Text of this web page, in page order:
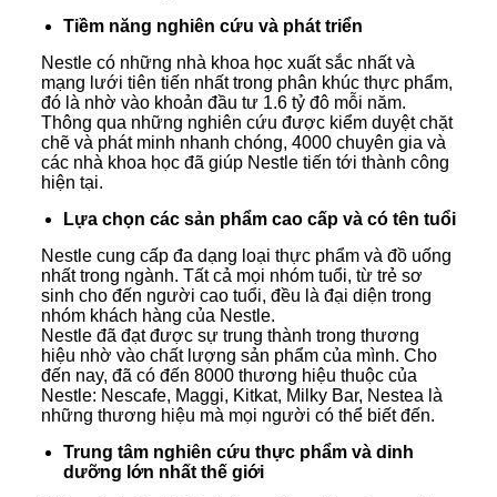
Tiềm năng nghiên cứu và phát triển
Nestle có những nhà khoa học xuất sắc nhất và
mạng lưới tiên tiến nhất trong phân khúc thực phẩm,
đó là nhờ vào khoản đầu tư 1.6 tỷ đô mỗi năm.
Thông qua những nghiên cứu được kiểm duyệt chặt
chẽ và phát minh nhanh chóng, 4000 chuyên gia và
các nhà khoa học đã giúp Nestle tiến tới thành công
hiện tại.
Lựa chọn các sản phẩm cao cấp và có tên tuổi
Nestle cung cấp đa dạng loại thực phẩm và đồ uống
nhất trong ngành. Tất cả mọi nhóm tuổi, từ trẻ sơ
sinh cho đến người cao tuổi, đều là đại diện trong
nhóm khách hàng của Nestle.
Nestle đã đạt được sự trung thành trong thương
hiệu nhờ vào chất lượng sản phẩm của mình. Cho
đến nay, đã có đến 8000 thương hiệu thuộc của
Nestle: Nescafe, Maggi, Kitkat, Milky Bar, Nestea là
những thương hiệu mà mọi người có thể biết đến.
Trung tâm nghiên cứu thực phẩm và dinh
dưỡng lớn nhất thế giới